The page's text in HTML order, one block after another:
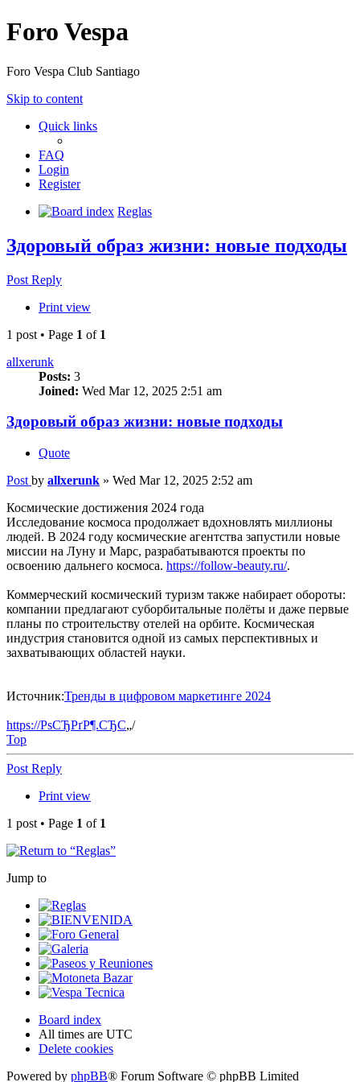
Foro Vespa
Foro Vespa Club Santiago
Skip to content
Quick links
FAQ
Login
Register
Board index Reglas
Здоровый образ жизни: новые подходы
Post Reply
Print view
1 post • Page 1 of 1
allxerunk
Posts: 3
Joined: Wed Mar 12, 2025 2:51 am
Здоровый образ жизни: новые подходы
Quote
Post by allxerunk » Wed Mar 12, 2025 2:52 am
Космические достижения 2024 года
Исследование космоса продолжает вдохновлять миллионы
людей. В 2024 году космические агентства запустили новые
миссии на Луну и Марс, разрабатываются проекты по
освоению дальнего космоса. https://follow-beauty.ru/.
Коммерческий космический туризм также набирает обороты:
компании предлагают суборбитальные полёты и даже первые
планы по строительству отелей на орбите. Космическая
индустрия становится одной из самых перспективных и
захватывающих областей науки.
Источник:Тренды в цифровом маркетинге 2024
https://РѕСЂРґР¶.СЂС„/
Top
Post Reply
Print view
1 post • Page 1 of 1
Return to “Reglas”
Jump to
Reglas
BIENVENIDA
Foro General
Galeria
Paseos y Reuniones
Motoneta Bazar
Vespa Tecnica
Board index
All times are UTC
Delete cookies
Powered by phpBB® Forum Software © phpBB Limited